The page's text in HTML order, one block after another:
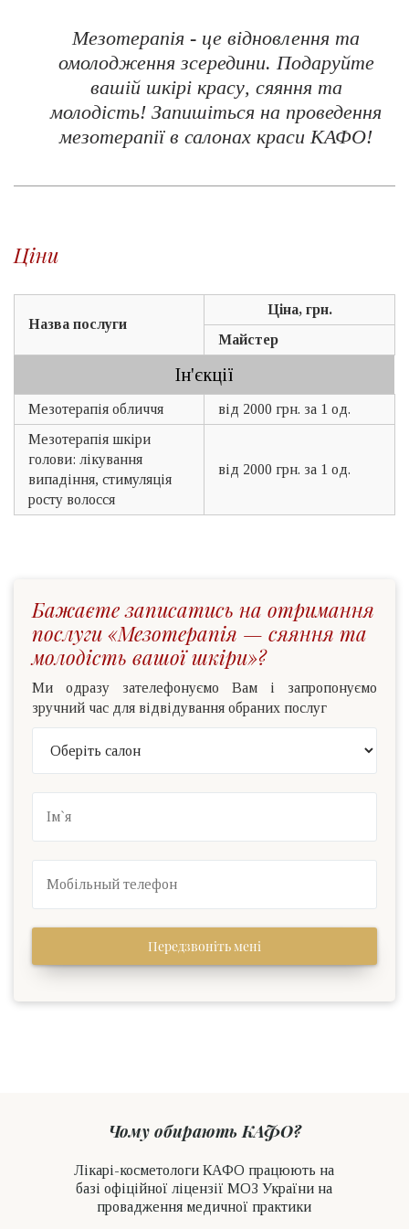
Мезотерапія - це відновлення та
омолодження зсередини. Подаруйте
вашій шкірі красу, сяяння та
молодість! Запишіться на проведення
мезотерапії в салонах краси КАФО!
Ціни
Назва послуги
Ціна, грн.
Майстер
Ін'єкції
Мезотерапія обличчя
від 2000 грн. за 1 од.
Мезотерапія шкіри
голови: лікування
випадіння, стимуляція
росту волосся
від 2000 грн. за 1 од.
Бажаєте записатись на отримання
послуги «Мезотерапія — сяяння та
молодість вашої шкіри»?
Ми одразу зателефонуємо Вам і запропонуємо
зручний час для відвідування обраних послуг
Передзвоніть мені
Чому обирають КАФО?
Лікарі-косметологи КАФО працюють на
базі офіційної ліцензії МОЗ України на
провадження медичної практики